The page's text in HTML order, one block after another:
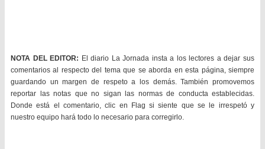
NOTA DEL EDITOR: El diario La Jornada insta a los lectores a dejar sus
comentarios al respecto del tema que se aborda en esta página, siempre
guardando un margen de respeto a los demás. También promovemos
reportar las notas que no sigan las normas de conducta establecidas.
Donde está el comentario, clic en Flag si siente que se le irrespetó y
nuestro equipo hará todo lo necesario para corregirlo.